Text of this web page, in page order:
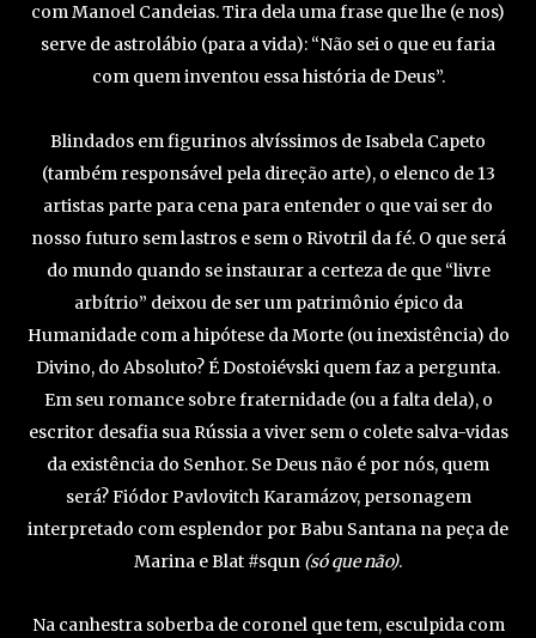
com Manoel Candeias. Tira dela uma frase que lhe (e nos)
serve de astrolábio (para a vida): “Não sei o que eu faria
com quem inventou essa história de Deus”.
Blindados em figurinos alvíssimos de Isabela Capeto
(também responsável pela direção arte), o elenco de 13
artistas parte para cena para entender o que vai ser do
nosso futuro sem lastros e sem o Rivotril da fé. O que será
do mundo quando se instaurar a certeza de que “livre
arbítrio” deixou de ser um patrimônio épico da
Humanidade com a hipótese da Morte (ou inexistência) do
Divino, do Absoluto? É Dostoiévski quem faz a pergunta.
Em seu romance sobre fraternidade (ou a falta dela), o
escritor desafia sua Rússia a viver sem o colete salva-vidas
da existência do Senhor. Se Deus não é por nós, quem
será? Fiódor Pavlovitch Karamázov, personagem
interpretado com esplendor por Babu Santana na peça de
Marina e Blat #squn (só que não).
Na canhestra soberba de coronel que tem, esculpida com